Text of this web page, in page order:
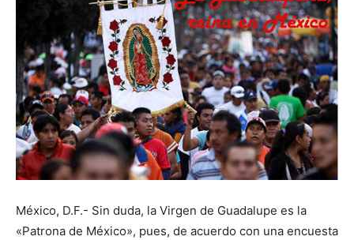
México, D.F.- Sin duda, la Virgen de Guadalupe es la
«Patrona de México», pues, de acuerdo con una encuesta